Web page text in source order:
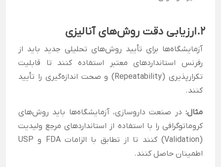
۲. ارزیابی دقت روش‌های آنالیزی
آزمایشگاه‌ها برای تأیید روش‌های تحلیلی جدید باید از
رفرنس استانداردهای معتبر استفاده کنند تا قابلیت
تکرارپذیری (Repeatability) و صحت اندازه‌گیری را تأیید
کنند.
مثال: در صنعت داروسازی، آزمایشگاه‌ها باید روش‌های
کروماتوگرافی را با استفاده از استانداردهای مرجع ولیدیت
(Validation) کنند تا از تطابق با الزامات FDA و USP
اطمینان حاصل کنند.